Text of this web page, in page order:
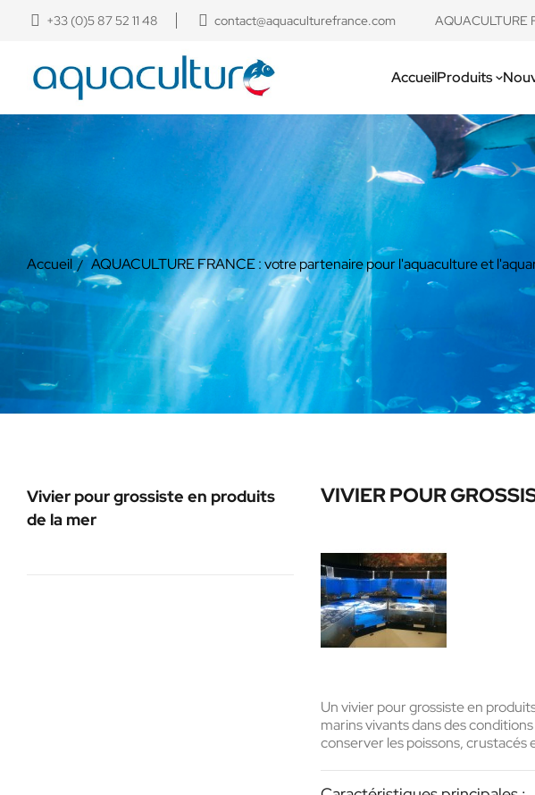
+33 (0)5 87 52 11 48 contact@aquaculturefrance.com ​AQUACULTURE
AccueilProduits
Accueil AQUACULTURE FRANCE : votre partenaire pour l'aquaculture et
Vivier pour grossiste en produits
de la mer
VIVIER POUR
Unvivier pour grossiste en
marins vivants dans des
conserver les poissons, crustacés